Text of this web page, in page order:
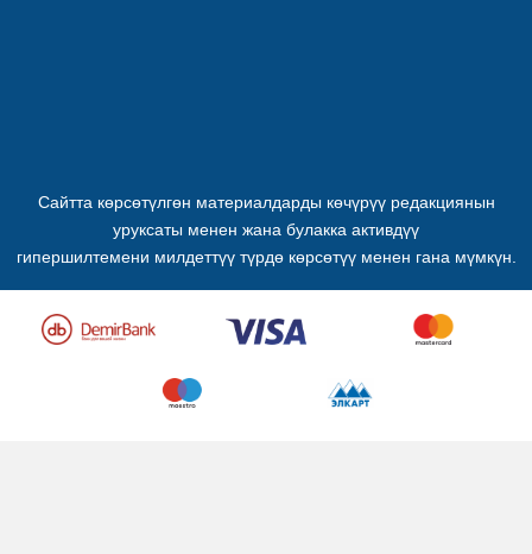
Сайтта көрсөтүлгөн материалдарды көчүрүү редакциянын
уруксаты менен жана булакка активдүү
гипершилтемени милдеттүү түрдө көрсөтүү менен гана мүмкүн.